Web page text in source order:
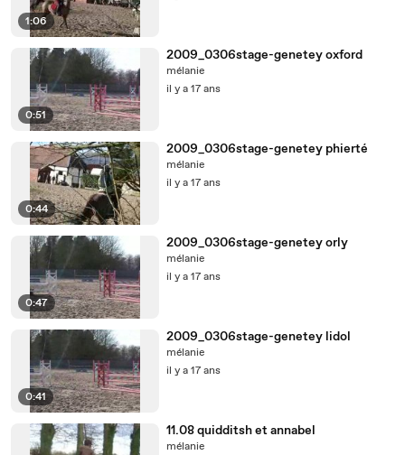
1:06
0:51
2009_0306stage-genetey oxford
mélanie
il y a 17 ans
0:44
2009_0306stage-genetey phierté
mélanie
il y a 17 ans
0:47
2009_0306stage-genetey orly
mélanie
il y a 17 ans
0:41
2009_0306stage-genetey lidol
mélanie
il y a 17 ans
11.08 quidditsh et annabel
mélanie